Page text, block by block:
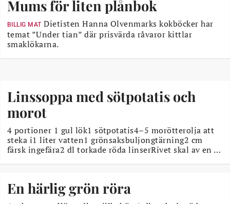
Mums för liten plånbok
BILLIG MAT Dietisten Hanna Olvenmarks kokböcker har
temat ”Under tian” där prisvärda råvaror kittlar
smaklökarna.
Linssoppa med sötpotatis och
morot
4 portioner 1 gul lök1 sötpotatis4–5 morötterolja att
steka i1 liter vatten1 grönsaksbuljongtärning2 cm
färsk ingefära2 dl torkade röda linserRivet skal av en …
En härlig grön röra